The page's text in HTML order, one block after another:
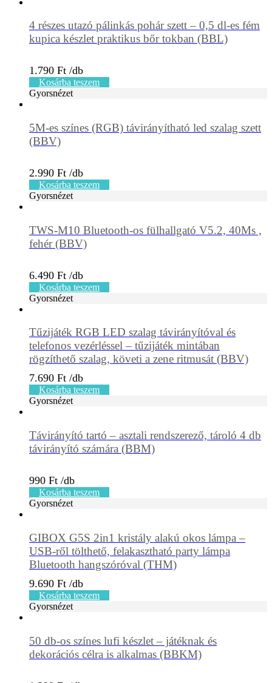
4 részes utazó pálinkás pohár szett – 0,5 dl-es fém
kupica készlet praktikus bőr tokban (BBL)
1.790 Ft
Kosárba teszem
Gyorsnézet
5M-es színes (RGB) távirányítható led szalag szett
(BBV)
2.990 Ft
Kosárba teszem
Gyorsnézet
TWS-M10 Bluetooth-os fülhallgató V5.2, 40Ms ,
fehér (BBV)
6.490 Ft
Kosárba teszem
Gyorsnézet
Tűzijáték RGB LED szalag távirányítóval és
telefonos vezérléssel – tűzijáték mintában
rögzíthető szalag, követi a zene ritmusát (BBV)
7.690 Ft
Kosárba teszem
Gyorsnézet
Távirányító tartó – asztali rendszerező, tároló 4 db
távirányító számára (BBM)
990 Ft
Kosárba teszem
Gyorsnézet
GIBOX G5S 2in1 kristály alakú okos lámpa –
USB-ről tölthető, felakasztható party lámpa
Bluetooth hangszóróval (THM)
9.690 Ft
Kosárba teszem
Gyorsnézet
50 db-os színes lufi készlet – játéknak és
dekorációs célra is alkalmas (BBKM)